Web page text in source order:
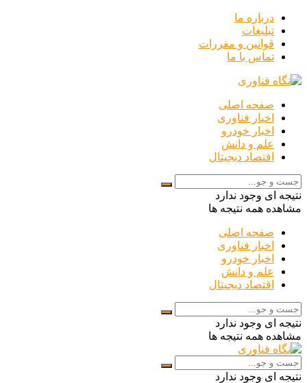
درباره ما
تبلیغات
قوانین و مقررات
تماس با ما
صفحه اصلی
اخبار فناوری
اخبار خودرو
علم و دانش
اقتصاد دیجیتال
نتیجه ای وجود ندارد
مشاهده همه نتیجه ها
صفحه اصلی
اخبار فناوری
اخبار خودرو
علم و دانش
اقتصاد دیجیتال
نتیجه ای وجود ندارد
مشاهده همه نتیجه ها
نتیجه ای وجود ندارد